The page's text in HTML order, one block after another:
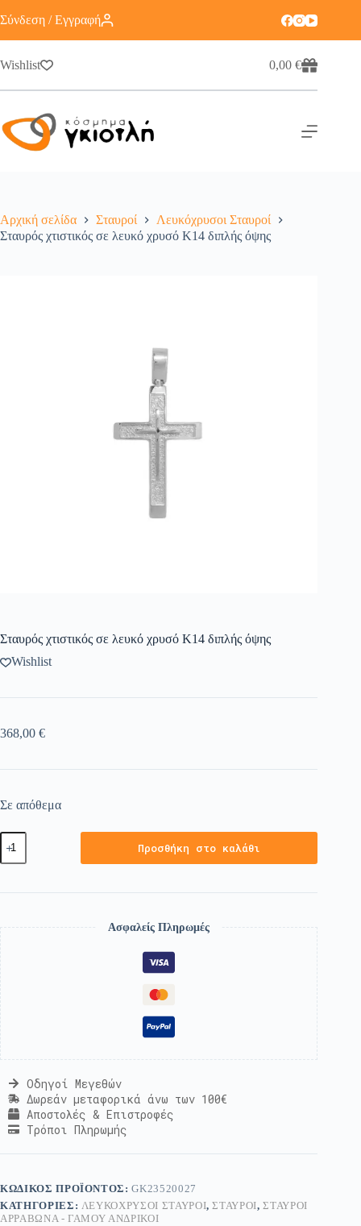
Σύνδεση / Εγγραφή
Wishlist 0,00€
Αρχική σελίδα Σταυροί
Λευκόχρυσοι Σταυροί
Σταυρός χτιστικός σε λευκό χρυσό Κ14 διπλής όψης
Σταυρός χτιστικός σε λευκό χρυσό Κ14 διπλής όψης
Wishlist
368,00 €
Σε απόθεμα
Προσθήκη στο καλάθι
Ασφαλείς Πληρωμές
Οδηγοί Μεγεθών
Δωρεάν μεταφορικά άνω των 100€
Αποστολές & Επιστροφές
Τρόποι Πληρωμής
ΚΩΔΙΚΌΣ ΠΡΟΪΌΝΤΟΣ:GK23520027
ΚΑΤΗΓΟΡΊΕΣ: ΛΕΥΚΌΧΡΥΣΟΙ ΣΤΑΥΡΟΊ,ΣΤΑΥΡΟΊ,ΣΤΑΥΡΟΊ
ΑΡΡΑΒΏΝΑ - ΓΆΜΟΥ ΑΝΔΡΙΚΟΊ